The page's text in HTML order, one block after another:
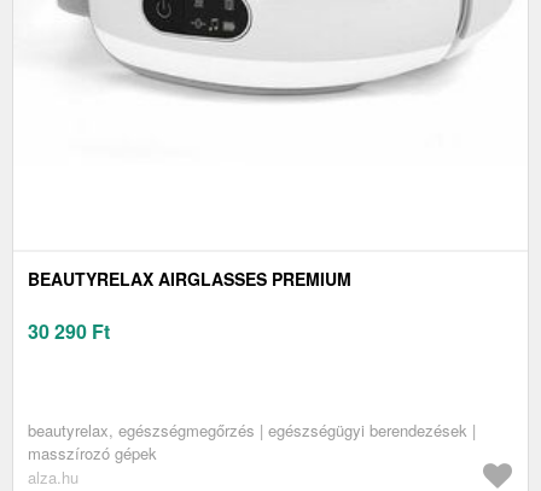
BEAUTYRELAX AIRGLASSES PREMIUM
30 290 Ft
beautyrelax, egészségmegőrzés | egészségügyi berendezések |
masszírozó gépek
alza.hu